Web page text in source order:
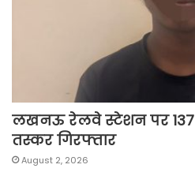
लखनऊ रेलवे स्टेशन पर 137
तस्कर गिरफ्तार
August 2, 2026